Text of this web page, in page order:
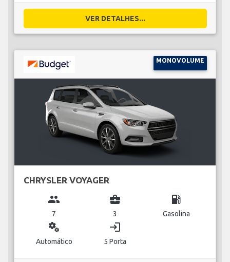
VER DETALHES...
MONOVOLUME
CHRYSLER VOYAGER
group
7
business_center
3
local_gas_station
Gasolina
miscellaneous_services
Automático
login
5 Porta